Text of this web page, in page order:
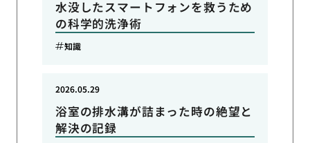
水没したスマートフォンを救うため
の科学的洗浄術
知識
浴室の排水溝が詰まった時の絶望と
解決の記録
2026.05.29